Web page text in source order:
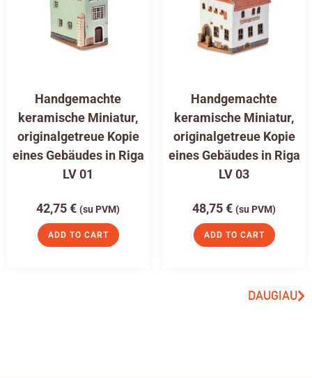
Handgemachte
keramische Miniatur,
originalgetreue Kopie
eines Gebäudes in Riga
LV 01
42,75€ (su PVM)
ADD TO CART
Handgemachte
keramische Miniatur,
originalgetreue Kopie
eines Gebäudes in Riga
LV 03
48,75€ (su PVM)
ADD TO CART
DAUGIAU